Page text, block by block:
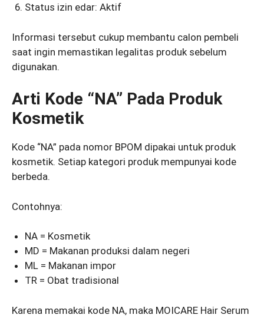
Status izin edar: Aktif
Informasi tersebut cukup membantu calon pembeli
saat ingin memastikan legalitas produk sebelum
digunakan.
Arti Kode “NA” Pada Produk
Kosmetik
Kode “NA” pada nomor BPOM dipakai untuk produk
kosmetik. Setiap kategori produk mempunyai kode
berbeda.
Contohnya:
NA = Kosmetik
MD = Makanan produksi dalam negeri
ML = Makanan impor
TR = Obat tradisional
Karena memakai kode NA, maka MOICARE Hair Serum